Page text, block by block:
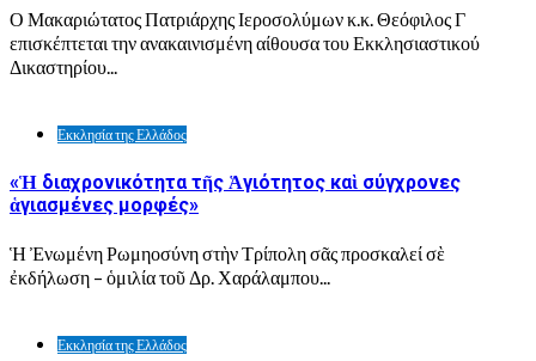
Ο Μακαριώτατος Πατριάρχης Ιεροσολύμων κ.κ. Θεόφιλος Γ
επισκέπτεται την ανακαινισμένη αίθουσα του Εκκλησιαστικού
Δικαστηρίου...
Εκκλησία της Ελλάδος
«Ἡ διαχρονικότητα τῆς Ἁγιότητος καὶ σύγχρονες
ἁγιασμένες μορφές»
Ἡ Ἐνωμένη Ρωμηοσύνη στὴν Τρίπολη σᾶς προσκαλεί σὲ
ἐκδήλωση – ὁμιλία τοῦ Δρ. Χαράλαμπου...
Εκκλησία της Ελλάδος